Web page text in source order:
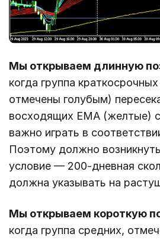
Мы открываем длинную
когда группа
отмечены голубым)
восходящих EMA (желтые)
важно играть в
Поэтому должно
условие — 200-дневная
должна указывать на
Мы открываем короткую
когда группа средних,